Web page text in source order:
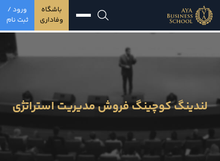
باشگاه
وفاداری
ورود /
ثبت نام
لندینگ کوچینگ فروش مدیریت استراتژی